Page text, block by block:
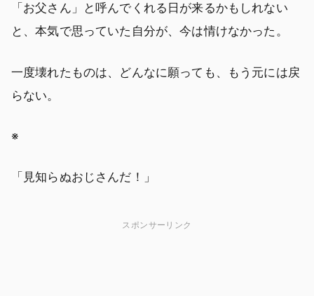
「お父さん」と呼んでくれる日が来るかもしれない
と、本気で思っていた自分が、今は情けなかった。
一度壊れたものは、どんなに願っても、もう元には戻
らない。
※
「見知らぬおじさんだ！」
スポンサーリンク